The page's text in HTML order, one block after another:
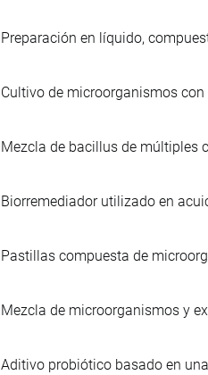
Preparación en líquido,
Cultivo de microorganismos
Mezcla de bacillus de múltiples
Biorremediador utilizado en
Pastillas compuesta de
Mezcla de microorganismos y
Aditivo probiótico basado en